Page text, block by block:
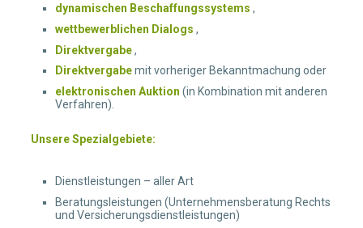
dynamischen Beschaffungssystems ,
wettbewerblichen Dialogs ,
Direktvergabe,
Direktvergabemit vorheriger Bekanntmachung oder
elektronischen Auktion (in Kombination mit anderen
Verfahren).
Unsere Spezialgebiete:
Dienstleistungen – aller Art
Beratungsleistungen (Unternehmensberatung Rechts
und Versicherungsdienstleistungen)